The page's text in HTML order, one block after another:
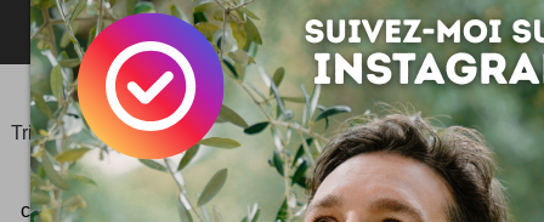
©2006- 2025 JeudiPhoto.netleblog lifestyle
Simon
TripnauxContent Manager, créateur du hashtag#JeudiPhoto
et ambassadeur
#CotedAzurFrance
créateur de Wekideaex Consultant SEO à Nice - Cannes -